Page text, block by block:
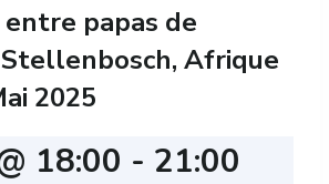
entre papas de
Afrique
2025
18:00 - 21:00